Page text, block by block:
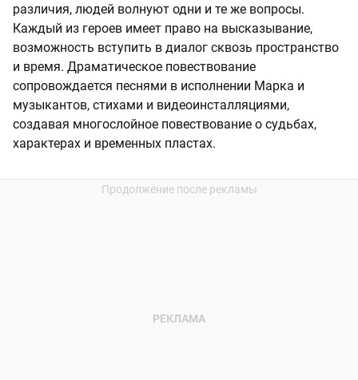
различия, людей волнуют одни и те же вопросы.
Каждый из героев имеет право на высказывание,
возможность вступить в диалог сквозь пространство
и время. Драматическое повествование
сопровождается песнями в исполнении Марка и
музыкантов, стихами и видеоинсталляциями,
создавая многослойное повествование о судьбах,
характерах и временных пластах.